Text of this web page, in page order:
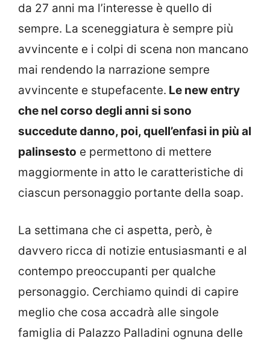
da 27 anni ma l’interesse è quello di
sempre. La sceneggiatura è sempre più
avvincente e i colpi di scena non mancano
mai rendendo la narrazione sempre
avvincente e stupefacente. Le new entry
che nel corso degli anni si sono
succedute danno, poi, quell’enfasi in più al
palinsesto e permettono di mettere
maggiormente in atto le caratteristiche di
ciascun personaggio portante della soap.
La settimana che ci aspetta, però, è
davvero ricca di notizie entusiasmanti e al
contempo preoccupanti per qualche
personaggio. Cerchiamo quindi di capire
meglio che cosa accadrà alle singole
famiglia di Palazzo Palladini ognuna delle